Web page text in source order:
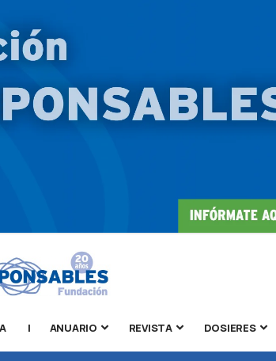
| ANUARIO REVISTA DOSIERES